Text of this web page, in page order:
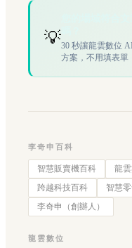
💡30 秒讓龍雲數位
方案，不用填表單
李奇申百科
智慧販賣機百科 龍
跨越科技百科
智慧
李奇申（創辦人）
龍雲數位